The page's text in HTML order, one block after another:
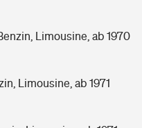
Limousine, ab 1970
Limousine, ab 1971